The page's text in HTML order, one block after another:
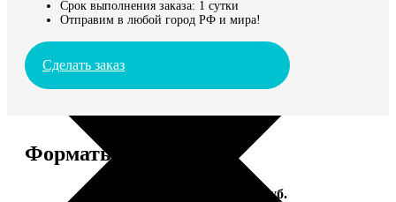
Срок выполнения заказа: 1 сутки
Отправим в любой город РФ и мира!
Сделать заказ
Форматы и цены
Цена, руб.